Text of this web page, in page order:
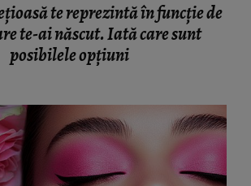
te reprezintă în funcție de
te-ai născut. Iată care sunt
posibilele opțiuni